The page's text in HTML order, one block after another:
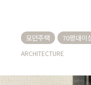
모던주택 70평대이
ARCHITECTURE